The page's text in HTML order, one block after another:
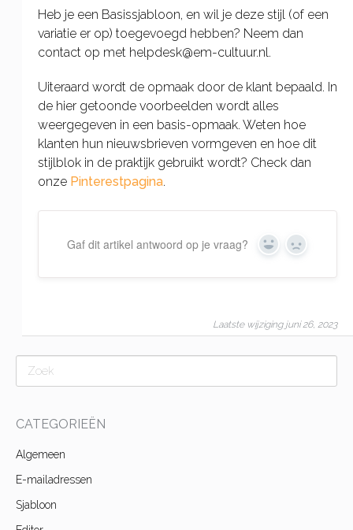
Heb je een Basissjabloon, en wil je deze stijl (of een
variatie er op) toegevoegd hebben? Neem dan
contact op met helpdesk@em-cultuur.nl.
Uiteraard wordt de opmaak door de klant bepaald. In
de hier getoonde voorbeelden wordt alles
weergegeven in een basis-opmaak. Weten hoe
klanten hun nieuwsbrieven vormgeven en hoe dit
stijlblok in de praktijk gebruikt wordt? Check dan
onze Pinterestpagina.
Gaf dit artikel antwoord op je vraag? Yes No
Laatste wijziging juni 26, 2023
CATEGORIEËN
Algemeen
E-mailadressen
Sjabloon